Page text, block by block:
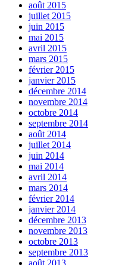
août 2015
juillet 2015
juin 2015
mai 2015
avril 2015
mars 2015
février 2015
janvier 2015
décembre 2014
novembre 2014
octobre 2014
septembre 2014
août 2014
juillet 2014
juin 2014
mai 2014
avril 2014
mars 2014
février 2014
janvier 2014
décembre 2013
novembre 2013
octobre 2013
septembre 2013
août 2013